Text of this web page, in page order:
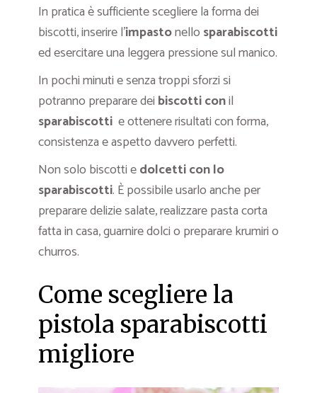
In pratica è sufficiente scegliere la forma dei
biscotti, inserire l’impastonello sparabiscotti
ed esercitare una leggera pressione sul manico.
In pochi minuti e senza troppi sforzi si
potranno preparare dei biscotticonil
sparabiscotti e ottenere risultati con forma,
consistenza e aspetto davvero perfetti.
Non solo biscotti edolcetti con lo
sparabiscotti. È possibile usarlo anche per
preparare delizie salate, realizzare pasta corta
fatta in casa, guarnire dolci o preparare krumiri o
churros.
Come scegliere la
pistola sparabiscotti
migliore